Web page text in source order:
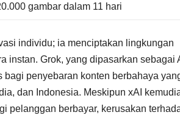
gambar dalam 11 hari
individu; ia menciptakan lingkungan
instan. Grok, yang dipasarkan sebagai
bagi penyebaran konten berbahaya
dan Indonesia. Meskipun xAI
pelanggan berbayar, kerusakan